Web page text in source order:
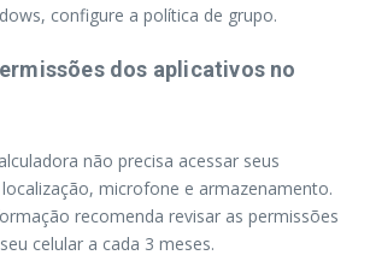
configure a política de grupo.
dos aplicativos no
não precisa acessar seus
microfone e armazenamento.
recomenda revisar as permissões
celular a cada 3 meses.